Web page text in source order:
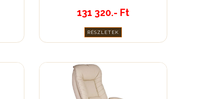
131 320.- Ft
RÉSZLETEK